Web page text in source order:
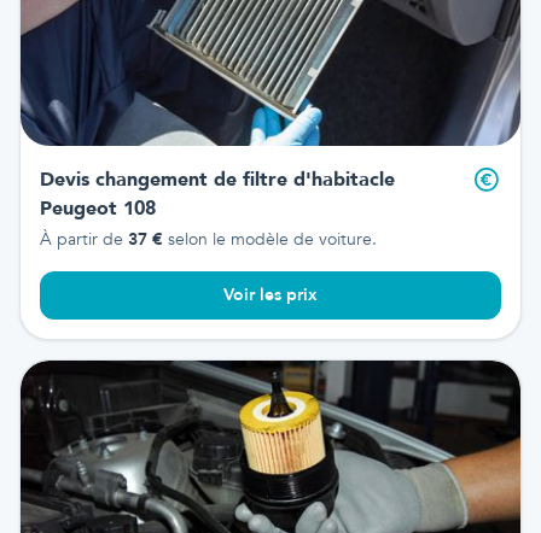
Devis changement de filtre d'habitacle
Peugeot 108
À partir de 37 € selon le modèle de voiture.
Voir les prix